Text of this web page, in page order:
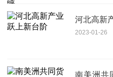
河北高新
2023-01-26
南美洲共